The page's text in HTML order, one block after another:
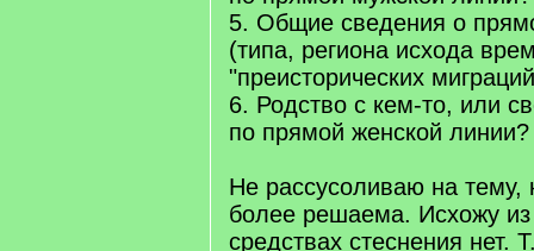
5. Общие сведения о
(типа, региона исхода
"преисторических
6. Родство с кем-то, или
по прямой женской линии?
Не рассусоливаю на тему,
более решаема. Исхожу из
средствах стеснения нет.